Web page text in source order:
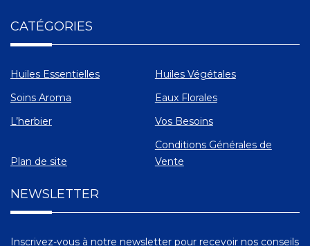
CATÉGORIES
Huiles Essentielles
Huiles Végétales
Soins Aroma
Eaux Florales
L’herbier
Vos Besoins
Plan de site
Conditions Générales de
Vente
NEWSLETTER
Inscrivez-vous à notre newsletter pour recevoir nos conseils